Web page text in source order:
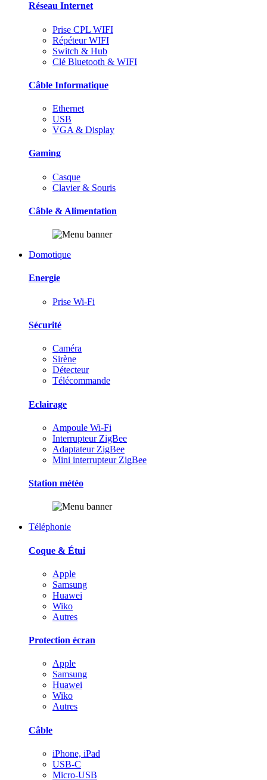
Réseau Internet
Prise CPL WIFI
Répéteur WIFI
Switch & Hub
Clé Bluetooth & WIFI
Câble Informatique
Ethernet
USB
VGA & Display
Gaming
Casque
Clavier & Souris
Câble & Alimentation
Domotique
Energie
Prise Wi-Fi
Sécurité
Caméra
Sirène
Détecteur
Télécommande
Eclairage
Ampoule Wi-Fi
Interrupteur ZigBee
Adaptateur ZigBee
Mini interrupteur ZigBee
Station météo
Téléphonie
Coque & Étui
Apple
Samsung
Huawei
Wiko
Autres
Protection écran
Apple
Samsung
Huawei
Wiko
Autres
Câble
iPhone, iPad
USB-C
Micro-USB